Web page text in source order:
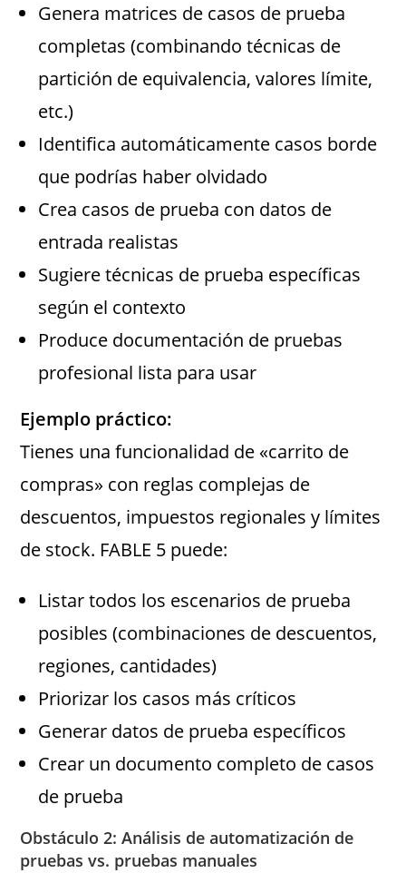
Genera matrices de casos de prueba
completas (combinando técnicas de
partición de equivalencia, valores límite,
etc.)
Identifica automáticamente casos borde
que podrías haber olvidado
Crea casos de prueba con datos de
entrada realistas
Sugiere técnicas de prueba específicas
según el contexto
Produce documentación de pruebas
profesional lista para usar
Ejemplo práctico:
Tienes una funcionalidad de «carrito de
compras» con reglas complejas de
descuentos, impuestos regionales y límites
de stock. FABLE 5 puede:
Listar todos los escenarios de prueba
posibles (combinaciones de descuentos,
regiones, cantidades)
Priorizar los casos más críticos
Generar datos de prueba específicos
Crear un documento completo de casos
de prueba
Obstáculo 2: Análisis de automatización de
pruebas vs. pruebas manuales